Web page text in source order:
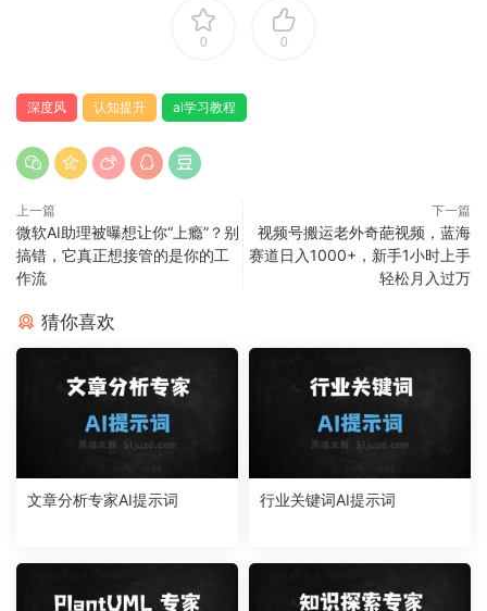
0 0
深度风 认知提升 ai学习教程
上一篇
微软AI助理被曝想让你“上瘾”？别
搞错，它真正想接管的是你的工
作流
下一篇
视频号搬运老外奇葩视频，蓝海
赛道日入1000+，新手1小时上手
轻松月入过万
猜你喜欢
文章分析专家AI提示词 行业关键词AI提示词